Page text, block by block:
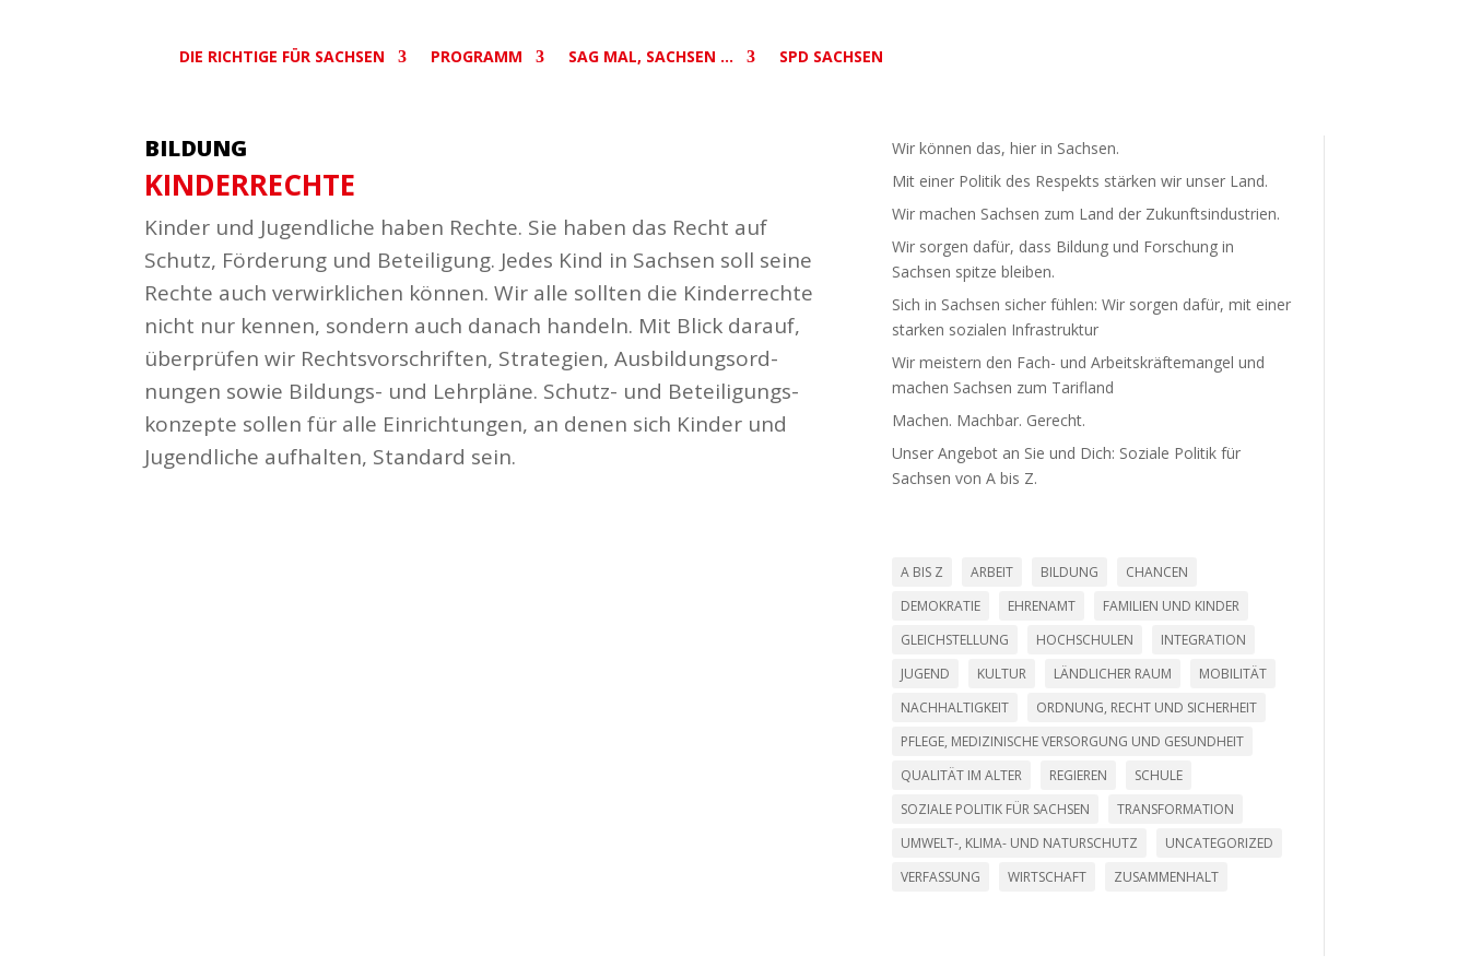
DIE RICHTIGE FÜR SACHSEN PROGRAMM SAG MAL, SACHSEN … SPD SACHSEN
BILDUNG
KINDER­RECHTE
Kinder und Jugend­liche haben Rechte. Sie haben das Recht auf
Schutz, Förderung und Betei­ligung. Jedes Kind in Sachsen soll seine
Rechte auch verwirk­lichen können. Wir alle sollten die Kinder­rechte
nicht nur kennen, sondern auch danach handeln. Mit Blick darauf,
über­prüfen wir Rechts­vor­schriften, Stra­tegien, Ausbil­dungs­ord­
nungen sowie Bildungs- und Lehr­pläne. Schutz- und Betei­li­gungs­
kon­zepte sollen für alle Einrich­tungen, an denen sich Kinder und
Jugend­liche aufhalten, Standard sein.
Wir können das, hier in Sachsen.
Mit einer Politik des Respekts stärken wir unser Land.
Wir machen Sachsen zum Land der Zukunfts­in­dus­trien.
Wir sorgen dafür, dass Bildung und Forschung in
Sachsen spitze bleiben.
Sich in Sachsen sicher fühlen: Wir sorgen dafür, mit einer
starken sozialen Infra­struktur
Wir meistern den Fach- und Arbeits­kräf­te­mangel und
machen Sachsen zum Tarifland
Machen. Machbar. Gerecht.
Unser Angebot an Sie und Dich: Soziale Politik für
Sachsen von A bis Z.
A BIS Z ARBEIT BILDUNG
CHANCEN
DEMOKRATIE
EHRENAMT
FAMILIEN UND KINDER
GLEICHSTELLUNG
HOCHSCHULEN
INTEGRATION
JUGEND
KULTUR LÄNDLICHER RAUM
MOBILITÄT
NACHHALTIGKEIT
ORDNUNG, RECHT UND SICHERHEIT
PFLEGE, MEDIZINISCHE VERSORGUNG UND GESUNDHEIT
QUALITÄT IM ALTER
REGIEREN
SCHULE
SOZIALE POLITIK FÜR SACHSEN
TRANSFORMATION
UMWELT-, KLIMA- UND NATURSCHUTZ
UNCATEGORIZED
VERFASSUNG
WIRTSCHAFT ZUSAMMENHALT